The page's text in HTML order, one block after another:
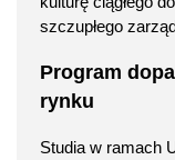
szczupłego
Program
rynku
Studia w ramach